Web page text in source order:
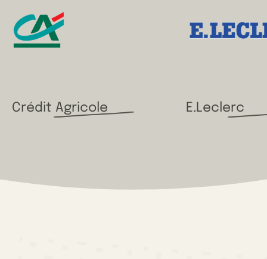
Crédit Agricole E.Leclerc